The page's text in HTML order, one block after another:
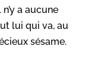
a aucune
lui qui va, au
sésame.